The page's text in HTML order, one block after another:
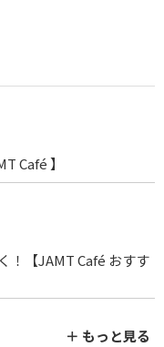
Café 】
！【JAMT Café おすす
＋ もっと見る